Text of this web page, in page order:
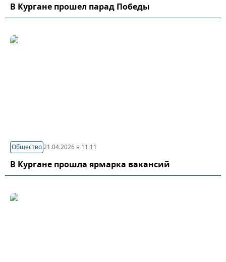
В Кургане прошел парад Победы
Общество21.04.2026 в 11:11
В Кургане прошла ярмарка вакансий